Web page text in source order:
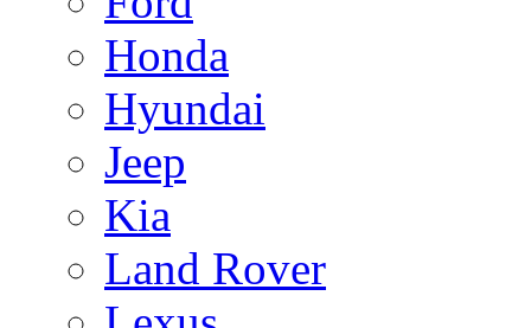
Honda
Hyundai
Jeep
Kia
Land Rover